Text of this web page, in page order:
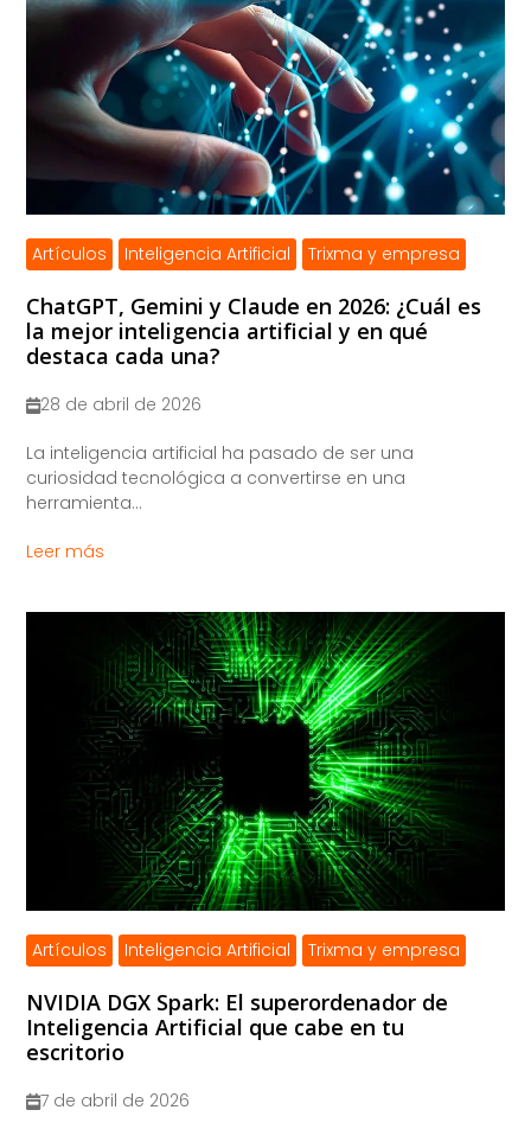
Artículos Inteligencia Artificial Trixma y empresa
ChatGPT, Gemini y Claude en 2026: ¿Cuál es
la mejor inteligencia artificial y en qué
destaca cada una?
28 de abril de 2026
La inteligencia artificial ha pasado de ser una
curiosidad tecnológica a convertirse en una
herramienta...
Leer más
Artículos Inteligencia Artificial Trixma y empresa
NVIDIA DGX Spark: El superordenador de
Inteligencia Artificial que cabe en tu
escritorio
7 de abril de 2026